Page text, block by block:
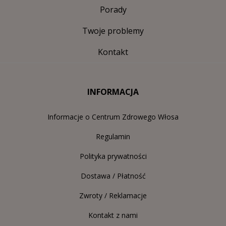
Porady
Twoje problemy
Kontakt
INFORMACJA
Informacje o Centrum Zdrowego Włosa
Regulamin
Polityka prywatności
Dostawa / Płatność
Zwroty / Reklamacje
Kontakt z nami